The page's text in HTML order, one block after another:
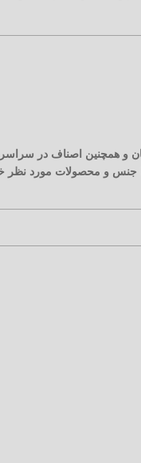
و همچنین اصناف در
جنس و محصولات مورد